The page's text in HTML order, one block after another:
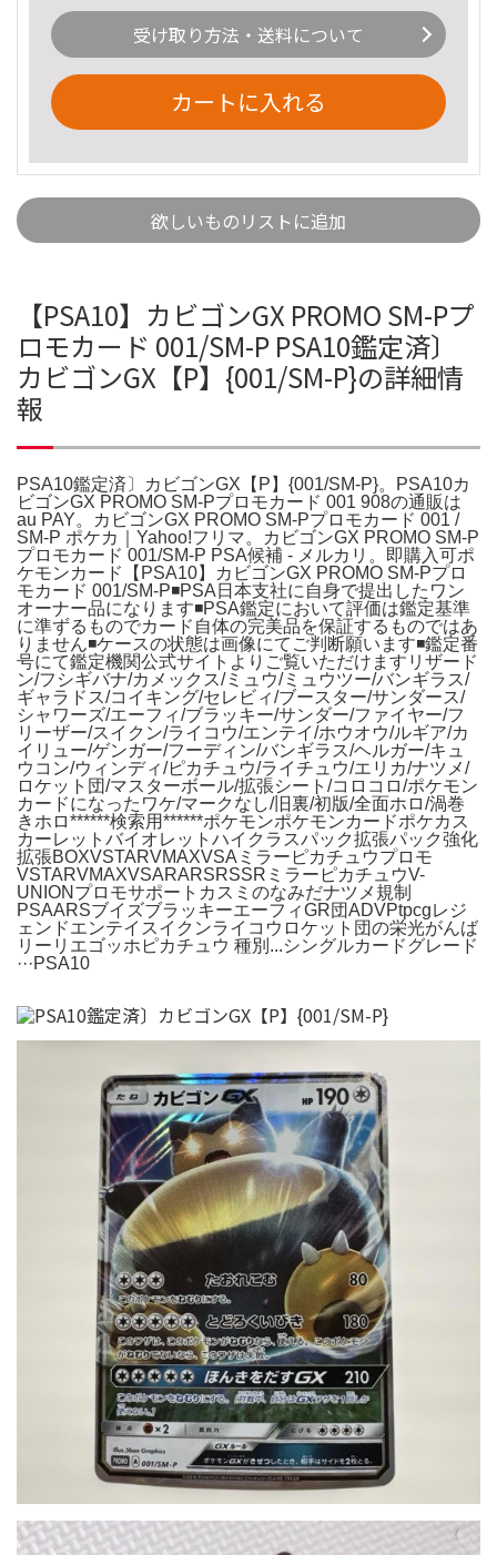
受け取り方法・送料について
カートに入れる
欲しいものリストに追加
【PSA10】カビゴンGX PROMO SM-Pプ
ロモカード 001/SM-P PSA10鑑定済〕
カビゴンGX【P】{001/SM-P}の詳細情
報
PSA10鑑定済〕カビゴンGX【P】{001/SM-P}。PSA10カ
ビゴンGX PROMO SM-Pプロモカード 001 908の通販は
au PAY。カビゴンGX PROMO SM-Pプロモカード 001 /
SM-P ポケカ｜Yahoo!フリマ。カビゴンGX PROMO SM-P
プロモカード 001/SM-P PSA候補 - メルカリ。即購入可ポ
ケモンカード【PSA10】カビゴンGX PROMO SM-Pプロ
モカード 001/SM-P◾️PSA日本支社に自身で提出したワン
オーナー品になります◾️PSA鑑定において評価は鑑定基準
に準ずるものでカード自体の完美品を保証するものではあ
りません◾️ケースの状態は画像にてご判断願います◾️鑑定番
号にて鑑定機関公式サイトよりご覧いただけますリザード
ン/フシギバナ/カメックス/ミュウ/ミュウツー/バンギラス/
ギャラドス/コイキング/セレビィ/ブースター/サンダース/
シャワーズ/エーフィ/ブラッキー/サンダー/ファイヤー/フ
リーザー/スイクン/ライコウ/エンテイ/ホウオウ/ルギア/カ
イリュー/ゲンガー/フーディン/バンギラス/ヘルガー/キュ
ウコン/ウィンディ/ピカチュウ/ライチュウ/エリカ/ナツメ/
ロケット団/マスターボール/拡張シート/コロコロ/ポケモン
カードになったワケ/マークなし/旧裏/初版/全面ホロ/渦巻
きホロ******検索用******ポケモンポケモンカードポケカス
カーレットバイオレットハイクラスパック拡張パック強化
拡張BOXVSTARVMAXVSAミラーピカチュウプロモ
VSTARVMAXVSARARSRSSRミラーピカチュウV-
UNIONプロモサポートカスミのなみだナツメ規制
PSAARSブイズブラッキーエーフィGR団ADVPtpcgレジ
ェンドエンテイスイクンライコウロケット団の栄光がんば
リーリエゴッホピカチュウ 種別...シングルカードグレード
···PSA10